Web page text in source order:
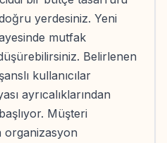
yerdesiniz. Yeni
mutfak
Belirlenen
kullanıcılar
ayrıcalıklarından
Müşteri
organizasyon